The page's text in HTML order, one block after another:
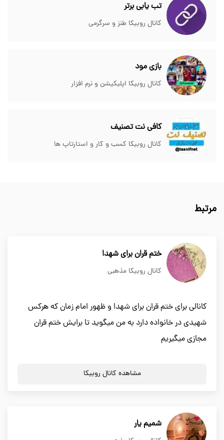
تب یابی برتر
کانال روبیکا طنز و سرگرمی
بازی مود
کانال روبیکا اپلیکیشن و نرم افزار
کافی نت تصنیف
کانال روبیکا کسب و کار و استارتاپ ها
مرتبط
ختم قران برای شهدا
کانال روبیکا مذهبی
کانالی برای ختم قران برای شهدا و ظهور امام زمان که هرکس
شهیدی در خانواده دارد به من میگوید تا برایش ختم قران
مجازی میگیریم
مشاهده کانال روبیکا
شمیم یار